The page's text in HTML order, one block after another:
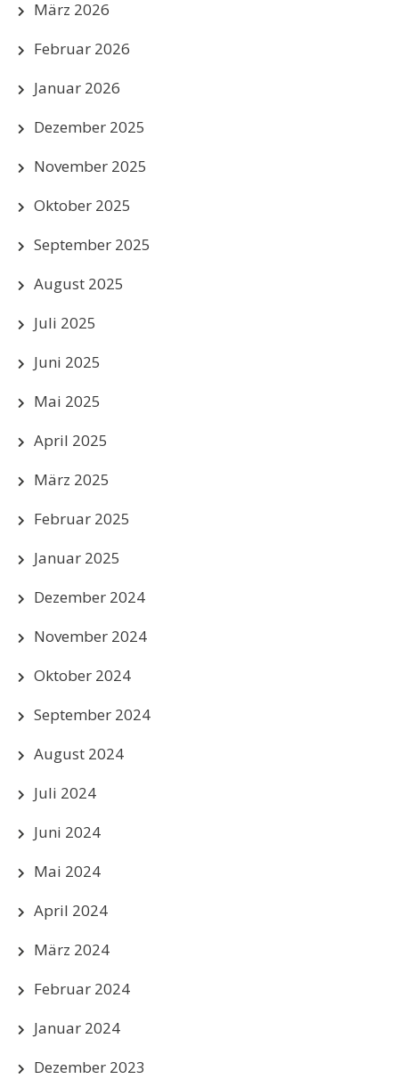
März 2026
Februar 2026
Januar 2026
Dezember 2025
November 2025
Oktober 2025
September 2025
August 2025
Juli 2025
Juni 2025
Mai 2025
April 2025
März 2025
Februar 2025
Januar 2025
Dezember 2024
November 2024
Oktober 2024
September 2024
August 2024
Juli 2024
Juni 2024
Mai 2024
April 2024
März 2024
Februar 2024
Januar 2024
Dezember 2023